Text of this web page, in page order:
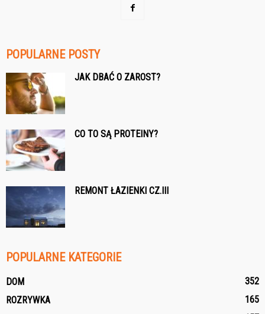
POPULARNE POSTY
JAK DBAĆ O ZAROST?
CO TO SĄ PROTEINY?
REMONT ŁAZIENKI CZ.III
POPULARNE KATEGORIE
DOM
352
ROZRYWKA
165